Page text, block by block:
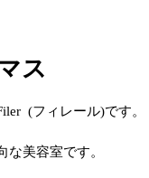
ス
(フィレール)です。
な美容室です。